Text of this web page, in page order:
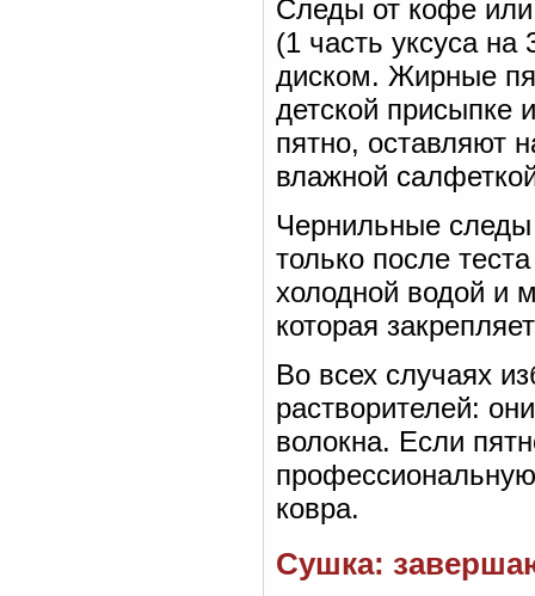
Следы от кофе
(1 часть уксуса
диском. Жирные
детской присыпке
пятно, оставляют
влажной
Чернильные
только после
холодной водой и
которая
Во всех случаях
растворителей:
волокна. Если
ковра.
Сушка: